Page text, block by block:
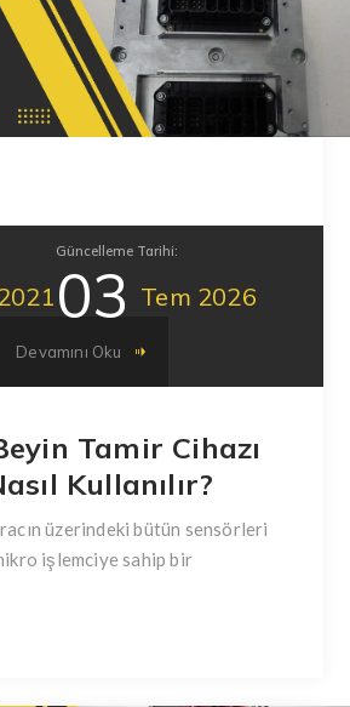
Güncelleme Tarihi:
03 Tem 2026
Devamını Oku
Tamir Cihazı
Kullanılır?
üzerindeki bütün sensörleri
işlemciye sahip bir